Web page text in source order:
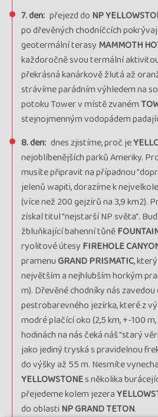
7. den: přejezd do NP
po dřevěných chodníčcích
geotermální terasy MAMMOTH
každoročně svou termální
překrásná kanárkově žlutá až
strávíme parádním výhledem na
potoku Tower v místě zvaném
stejnojmenným vodopádem
8. den: dnes zjistíme, proč je
nejoblíbenějších parků Ameriky.
musíte připravit na případnou
jelenů wapiti, dorazíme k
(více než 200 gejzírů na 3,9 km2).
získal titul "nejstarší NP světa".
žbluňkající bahenní tůně
ryolitové útesy FIREHOLE
pramenuGRAND PRISMATIC,
největším a nejhlubším horkým
m). Dřevěné chodníky nás
pestrobarevného jezírka, které z
modré plačící oko (2,5 km, +-100
hodinách na nás čeká náš "starý
jako jediný tryská s pravidelnou
do výšky až 55 m. Nesmíte
YELLOWSTONEs několika
přejedeme kolem jezera
do oblasti NP GRAND TETON.